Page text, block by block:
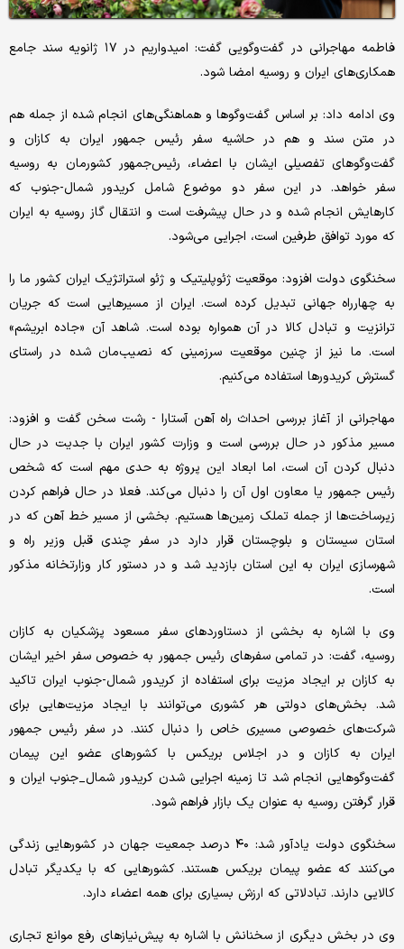
فاطمه مهاجرانی در گفت‌وگویی گفت: امیدواریم در ۱۷ ژانویه سند جامع
همکاری‌های ایران و روسیه امضا شود.
وی ادامه داد: بر اساس گفت‌وگوها و هماهنگی‌های انجام شده از جمله هم
در متن سند و هم در حاشیه سفر رئیس جمهور ایران به کازان و
گفت‌وگوهای تفصیلی ایشان با اعضاء، رئیس‌جمهور کشورمان به روسیه
سفر خواهد. در این سفر دو موضوع شامل کریدور شمال-جنوب که
کارهایش انجام شده و در حال پیشرفت است و انتقال گاز روسیه به ایران
که مورد توافق طرفین است، اجرایی می‌شود.
سخنگوی دولت افزود: موقعیت ژئوپلیتیک و ژئو استراتژیک ایران کشور ما را
به چهارراه جهانی تبدیل کرده است. ایران از مسیرهایی است که جریان
ترانزیت و تبادل کالا در آن همواره بوده است. شاهد آن «جاده ابریشم»
است. ما نیز از چنین موقعیت سرزمینی که نصیب‌مان شده در راستای
گسترش کریدورها استفاده می‌کنیم.
مهاجرانی از آغاز بررسی احداث راه آهن آستارا - رشت سخن گفت و افزود:
مسیر مذکور در حال بررسی است و وزارت کشور ایران با جدیت در حال
دنبال کردن آن است، اما ابعاد این پروژه به حدی مهم است که شخص
رئیس جمهور یا معاون اول آن را دنبال می‌کند. فعلا در حال فراهم کردن
زیرساخت‌ها از جمله تملک زمین‌ها هستیم. بخشی از مسیر خط آهن که در
استان سیستان و بلوچستان قرار دارد در سفر چندی قبل وزیر راه و
شهرسازی ایران به این استان بازدید شد و در دستور کار وزارتخانه مذکور
است.
وی با اشاره به بخشی از دستاوردهای سفر مسعود پزشکیان به کازان
روسیه، گفت: در تمامی سفرهای رئیس جمهور به خصوص سفر اخیر ایشان
به کازان بر ایجاد مزیت برای استفاده از کریدور شمال-جنوب ایران تاکید
شد. بخش‌های دولتی هر کشوری می‌توانند با ایجاد مزیت‌هایی برای
شرکت‌های خصوصی مسیری خاص را دنبال کنند. در سفر رئیس جمهور
ایران به کازان و در اجلاس بریکس با کشورهای عضو این پیمان
گفت‌وگوهایی انجام شد تا زمینه اجرایی شدن کریدور شمال_جنوب ایران و
قرار گرفتن روسیه به عنوان یک بازار فراهم شود.
سخنگوی دولت یادآور شد: ۴۰ درصد جمعیت جهان در کشورهایی زندگی
می‌کنند که عضو پیمان بریکس هستند. کشورهایی که با یکدیگر تبادل
کالایی دارند. تبادلاتی که ارزش بسیاری برای همه اعضاء دارد.
وی در بخش دیگری از سخنانش با اشاره به پیش‌نیازهای رفع موانع تجاری